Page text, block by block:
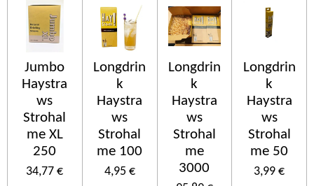
Jumbo
Haystra
ws
Strohal
me XL
250
34,77 €
Longdrin
k
Haystra
ws
Strohal
me 100
4,95 €
Longdrin
k
Haystra
ws
Strohal
me
3000
Longdrin
k
Haystra
ws
Strohal
me 50
3,99 €